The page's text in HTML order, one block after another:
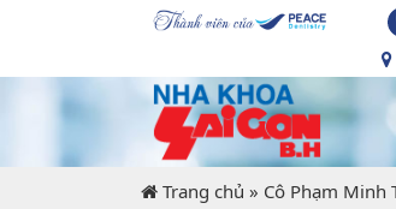
Trang chủ » Cô Phạm Minh